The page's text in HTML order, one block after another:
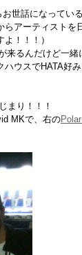
世話になっている
アーティストを
！！！）
来るんだけど一
ウスでHATA好
まり！！！
MKで、右の